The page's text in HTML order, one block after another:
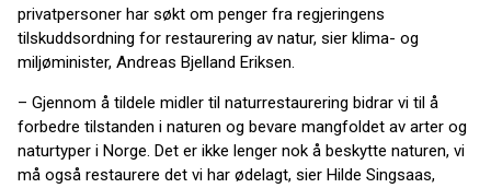
privatpersoner har søkt om penger fra regjeringens
tilskuddsordning for restaurering av natur, sier klima- og
miljøminister, Andreas Bjelland Eriksen.
– Gjennom å tildele midler til naturrestaurering bidrar vi til å
forbedre tilstanden i naturen og bevare mangfoldet av arter og
naturtyper i Norge. Det er ikke lenger nok å beskytte naturen, vi
må også restaurere det vi har ødelagt, sier Hilde Singsaas,